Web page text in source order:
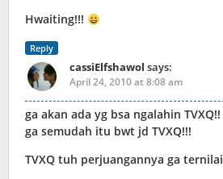
Hwaiting!!!
Reply
cassiElfshawol says:
April 24, 2010 at 8:08 am
ga akan ada yg bsa ngalahin TVXQ!!
ga semudah itu bwt jd TVXQ!!!
TVXQ tuh perjuangannya ga